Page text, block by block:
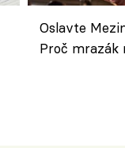
Oslavte
Proč